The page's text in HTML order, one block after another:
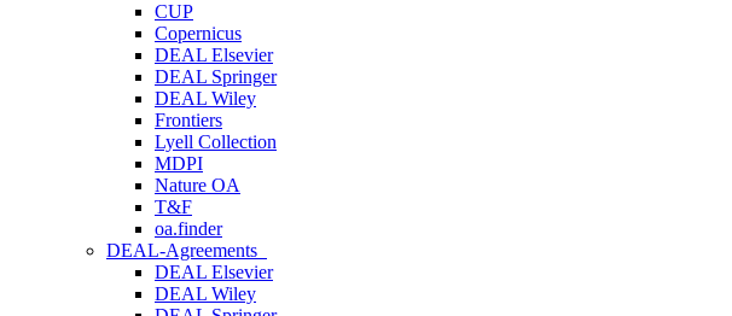
CUP
Copernicus
DEAL Elsevier
DEAL Springer
DEAL Wiley
Frontiers
Lyell Collection
MDPI
Nature OA
T&F
oa.finder
DEAL-Agreements
DEAL Elsevier
DEAL Wiley